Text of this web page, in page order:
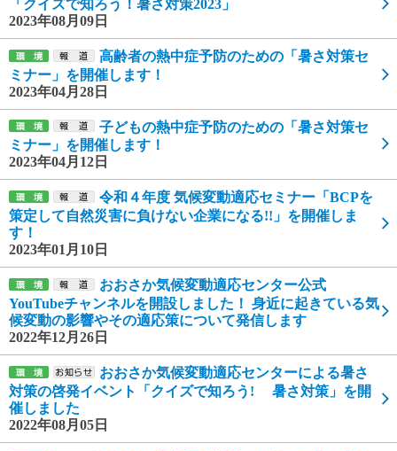
「クイズで知ろう！暑さ対策2023」
2023年08月09日
高齢者の熱中症予防のための「暑さ対策セ
ミナー」を開催します！
2023年04月28日
子どもの熱中症予防のための「暑さ対策セ
ミナー」を開催します！
2023年04月12日
令和４年度 気候変動適応セミナー「BCPを
策定して自然災害に負けない企業になる!!」を開催しま
す！
2023年01月10日
おおさか気候変動適応センター公式
YouTubeチャンネルを開設しました！ 身近に起きている気
候変動の影響やその適応策について発信します
2022年12月26日
おおさか気候変動適応センターによる暑さ
対策の啓発イベント「クイズで知ろう! 暑さ対策」を開
催しました
2022年08月05日